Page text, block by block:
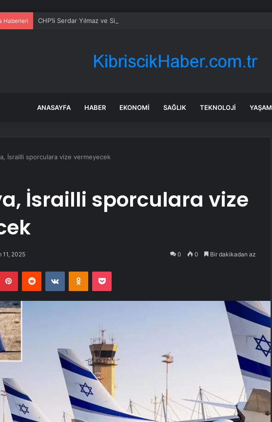
Haberleri CHP’li Serdar Yılmaz ve Sinan Hano’dan OGC’ye ziyaret
ANASAYFA HABER EKONOMI SAĞLIK TEKNOLOJI YAŞAM
İsrailli sporculara vize vermeyecek
İsrailli sporculara vize
11, 2025 0 0 Bir dakikadan az
PinterestReddit VKontakteOdnoklassniki
Pocket